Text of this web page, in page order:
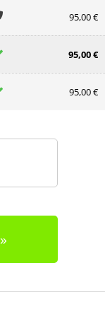
95,00 €
95,00 €
95,00 €